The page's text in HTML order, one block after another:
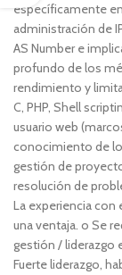
específicamente
administración de
AS Number e
profundo de los
rendimiento y
C, PHP, Shell
usuario web
conocimiento de
gestión de
resolución de
La experiencia con
una ventaja. o Se
gestión / liderazgo
Fuerte liderazgo,